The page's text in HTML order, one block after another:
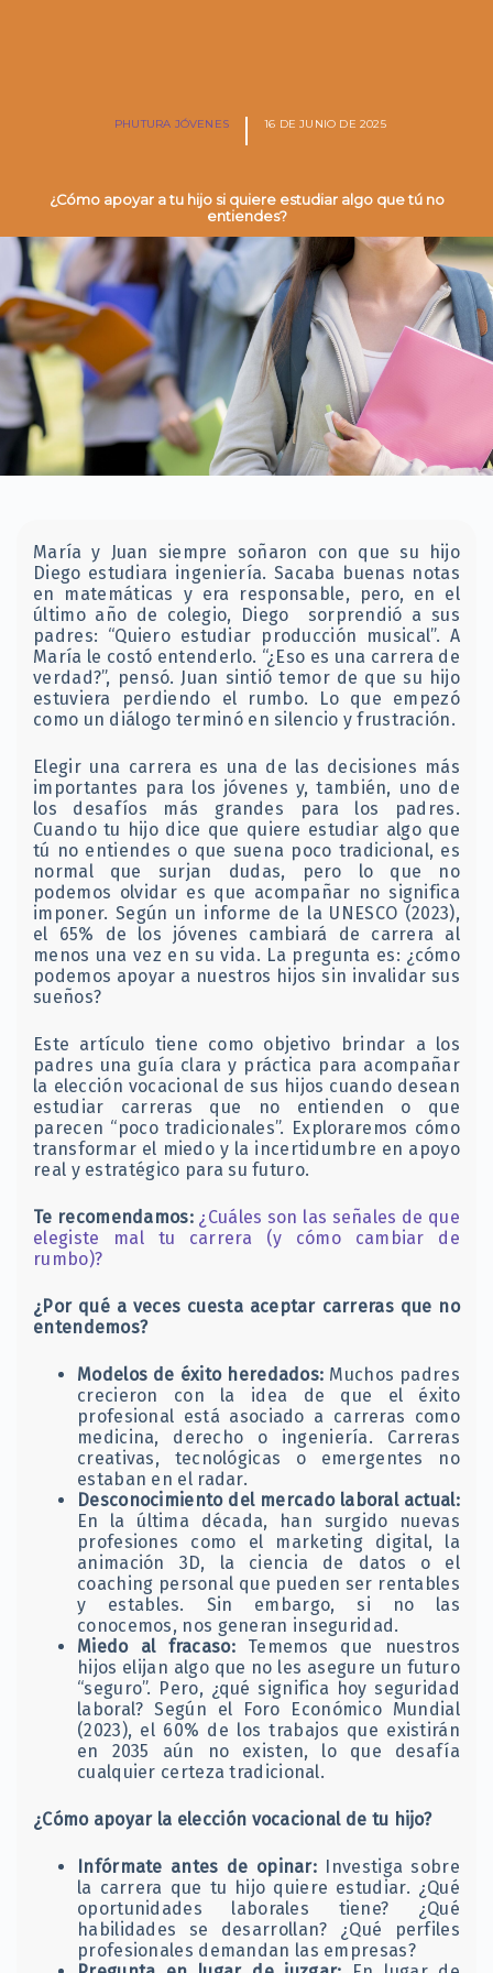
PHUTURA JÓVENES 16 DE JUNIO DE 2025
¿Cómo apoyar a tu hijo si quiere estudiar algo que tú no
entiendes?
María y Juan siempre soñaron con que su hijo
Diego estudiara ingeniería. Sacaba buenas notas
en matemáticas y era responsable, pero, en el
último año de colegio, Diego sorprendió a sus
padres: “Quiero estudiar producción musical”. A
María le costó entenderlo. “¿Eso es una carrera de
verdad?”, pensó. Juan sintió temor de que su hijo
estuviera perdiendo el rumbo. Lo que empezó
como un diálogo terminó en silencio y frustración.
Elegir una carrera es una de las decisiones más
importantes para los jóvenes y, también, uno de
los desafíos más grandes para los padres.
Cuando tu hijo dice que quiere estudiar algo que
tú no entiendes o que suena poco tradicional, es
normal que surjan dudas, pero lo que no
podemos olvidar es que acompañar no significa
imponer. Según un informe de la UNESCO (2023),
el 65% de los jóvenes cambiará de carrera al
menos una vez en su vida. La pregunta es: ¿cómo
podemos apoyar a nuestros hijos sin invalidar sus
sueños?
Este artículo tiene como objetivo brindar a los
padres una guía clara y práctica para acompañar
la elección vocacional de sus hijos cuando desean
estudiar carreras que no entienden o que
parecen “poco tradicionales”. Exploraremos cómo
transformar el miedo y la incertidumbre en apoyo
real y estratégico para su futuro.
Te recomendamos: ¿Cuáles son las señales de que
elegiste mal tu carrera (y cómo cambiar de
rumbo)?
¿Por qué a veces cuesta aceptar carreras que no
entendemos?
Modelos de éxito heredados: Muchos padres
crecieron con la idea de que el éxito
profesional está asociado a carreras como
medicina, derecho o ingeniería. Carreras
creativas, tecnológicas o emergentes no
estaban en el radar.
Desconocimiento del mercado laboral actual:
En la última década, han surgido nuevas
profesiones como el marketing digital, la
animación 3D, la ciencia de datos o el
coaching personal que pueden ser rentables
y estables. Sin embargo, si no las
conocemos, nos generan inseguridad.
Miedo al fracaso:Tememos que nuestros
hijos elijan algo que no les asegure un futuro
“seguro”. Pero, ¿qué significa hoy seguridad
laboral? Según el Foro Económico Mundial
(2023), el 60% de los trabajos que existirán
en 2035 aún no existen, lo que desafía
cualquier certeza tradicional.
¿Cómo apoyar la elección vocacional de tu hijo?
Infórmate antes de opinar: Investiga sobre
la carrera que tu hijo quiere estudiar. ¿Qué
oportunidades laborales tiene? ¿Qué
habilidades se desarrollan? ¿Qué perfiles
profesionales demandan las empresas?